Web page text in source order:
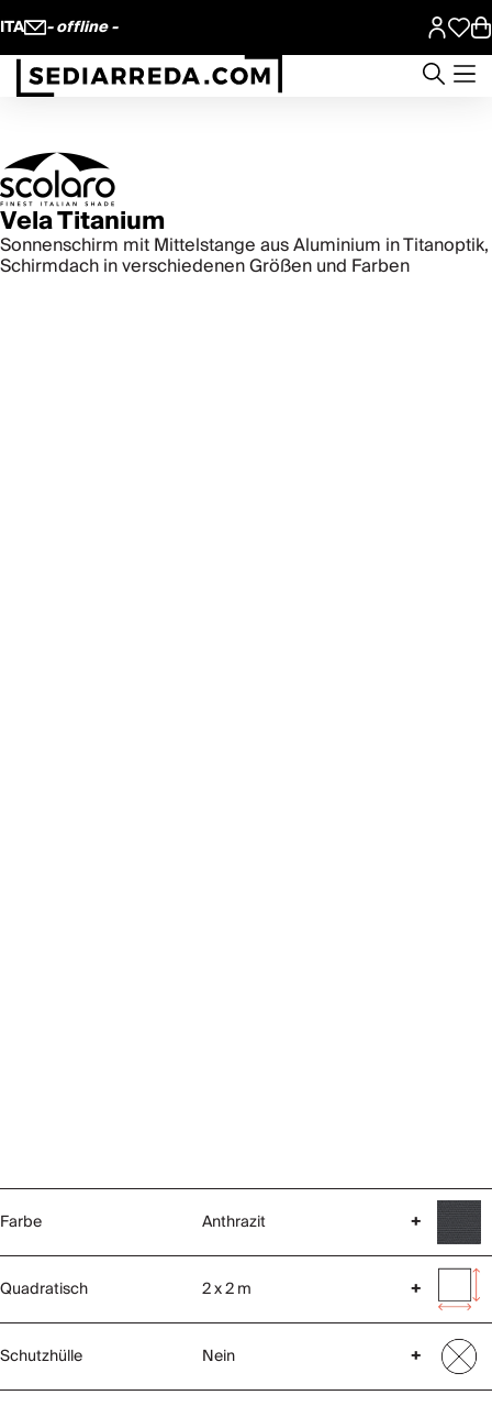
ITA - offline -
Vela Titanium
Sonnenschirm mit Mittelstange aus Aluminium in Titanoptik,
Schirmdach in verschiedenen Größen und Farben
Farbe Anthrazit +
Quadratisch 2 x 2 m +
Schutzhülle Nein +